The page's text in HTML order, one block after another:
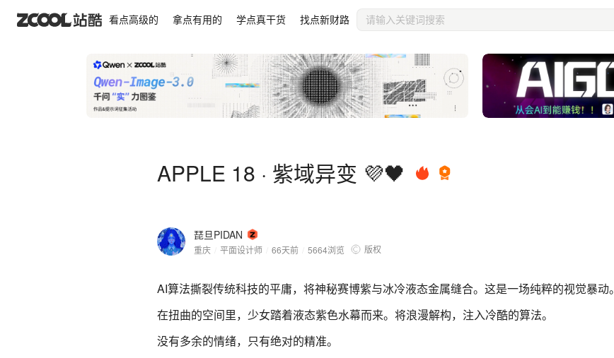
看点高级的 拿点有用的 学点真干货 找点新财路
APPLE 18 · 紫域异变 💜🖤
琵旦PIDAN
重庆 平面设计师 66天前 5664浏览 版权
APPLE 18 · 紫域异变 💜🖤
AI算法撕裂传统科技的平庸，将神秘赛博紫与冰冷液态金属缝合。这是一场纯粹的视觉暴动。
在扭曲的空间里，少女踏着液态紫色水幕而来。将浪漫解构，注入冷酷的算法。
没有多余的情绪，只有绝对的精准。